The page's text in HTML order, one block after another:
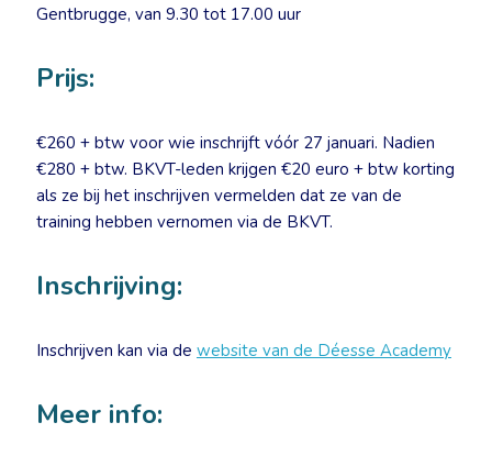
Gentbrugge, van 9.30 tot 17.00 uur
Prijs:
€260 + btw voor wie inschrijft vóór 27 januari. Nadien
€280 + btw. BKVT-leden krijgen €20 euro + btw korting
als ze bij het inschrijven vermelden dat ze van de
training hebben vernomen via de BKVT.
Inschrijving:
Inschrijven kan via de website van de Déesse Academy
Meer info: